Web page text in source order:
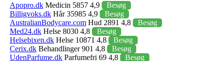
Apopro.dk Medicin 5857 4,9
Besøg
Billigvoks.dk Hår 35985 4,9
Besøg
AustralianBodycare.com Hud 2891 4,8
Besøg
Med24.dk Helse 8030 4,8
Besøg
Helsebixen.dk Helse 10871 4,8
Besøg
Cerix.dk Behandlinger 901 4,8
Besøg
UdenParfume.dk Parfumefri 69 4,8
Besøg